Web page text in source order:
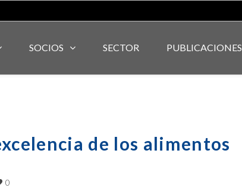
SOCIOS SECTOR PUBLICACIONES
de los alimentos
0